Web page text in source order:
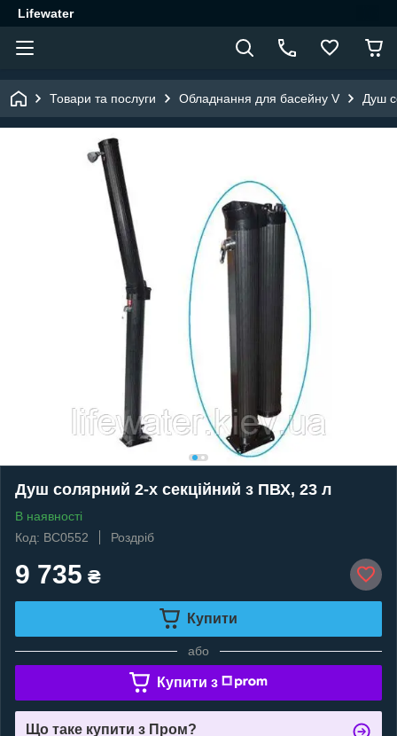
Lifewater
Товари та послуги Обладнання для басейну V Душ
Душ солярний 2-х секційний з ПВХ, 23 л
В наявності
Код: BC0552
Роздріб
9 735 ₴
Купити
або
Купити з
Що таке купити з Пром?